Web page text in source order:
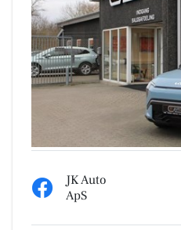
JK Auto
ApS